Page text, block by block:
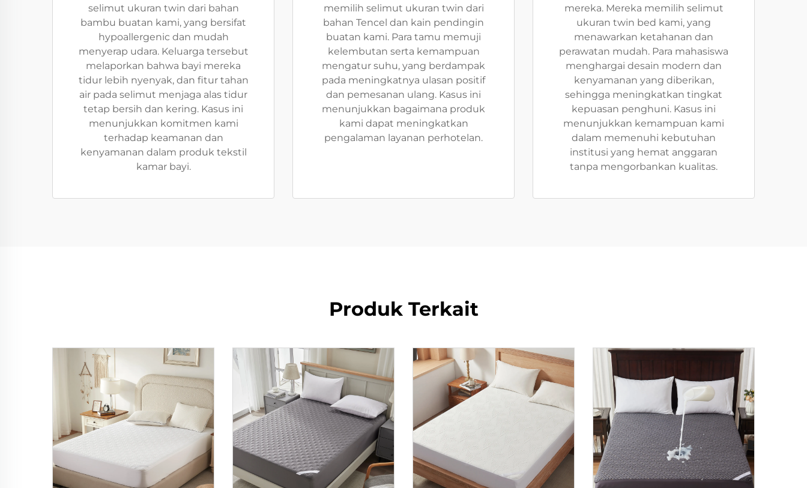
selimut ukuran twin dari bahan
bambu buatan kami, yang bersifat
hypoallergenic dan mudah
menyerap udara. Keluarga tersebut
melaporkan bahwa bayi mereka
tidur lebih nyenyak, dan fitur tahan
air pada selimut menjaga alas tidur
tetap bersih dan kering. Kasus ini
menunjukkan komitmen kami
terhadap keamanan dan
kenyamanan dalam produk tekstil
kamar bayi.
memilih selimut ukuran twin dari
bahan Tencel dan kain pendingin
buatan kami. Para tamu memuji
kelembutan serta kemampuan
mengatur suhu, yang berdampak
pada meningkatnya ulasan positif
dan pemesanan ulang. Kasus ini
menunjukkan bagaimana produk
kami dapat meningkatkan
pengalaman layanan perhotelan.
mereka. Mereka memilih selimut
ukuran twin bed kami, yang
menawarkan ketahanan dan
perawatan mudah. Para mahasiswa
menghargai desain modern dan
kenyamanan yang diberikan,
sehingga meningkatkan tingkat
kepuasan penghuni. Kasus ini
menunjukkan kemampuan kami
dalam memenuhi kebutuhan
institusi yang hemat anggaran
tanpa mengorbankan kualitas.
Produk Terkait